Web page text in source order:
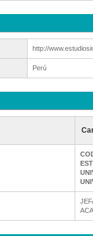
http://
Perú